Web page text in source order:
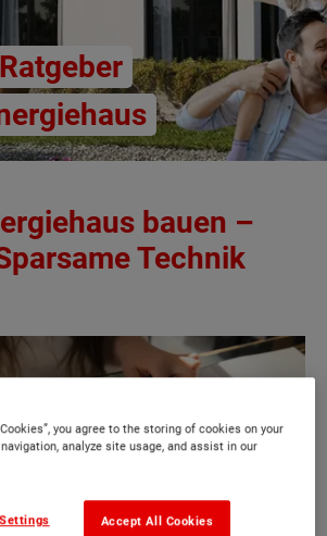
bauen –
Technik
you agree to the storing of cookies on your
analyze site usage, and assist in our
Accept All Cookies